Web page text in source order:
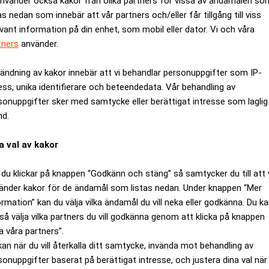
nedan som innebär att vår partners och/eller får tillgång till viss
information på din enhet, som mobil eller dator. Vi och våra
använder.
av kakor innebär att vi behandlar personuppgifter som IP-
unika identifierare och beteendedata. Vår behandling av
sker med samtycke eller berättigat intresse som laglig
val av kakor
klickar på knappen “Godkänn och stäng” så samtycker du till att
kakor för de ändamål som listas nedan. Under knappen “Mer
kan du välja vilka ändamål du vill neka eller godkänna. Du
välja vilka partners du vill godkänna genom att klicka på knappen
våra partners”.
när du vill återkalla ditt samtycke, invända mot behandling av
baserat på berättigat intresse, och justera dina val när
värt 3 miljarder dollar för att förlänga sitt sponsorskap av
Vital Strategies, är kritiska till samarbetet och
hör inte hemma inom idrotten, menar de. Sötad läsk
högt blodtryck och hjärtsjukdom, enligt experterna.
med Coca-Cola riskerar den olympiska rörelsen att vara
och klimatförändringar”, skriver duon i tidskriften
kommittén (IOK) att klippa banden med Coca-Cola i
Environment (FNE) är också kritiska till Coca-Cola
företaget förtjänar en ”guldmedalj för greenwashing” under
vara mindre i Paris jämfört med under OS i London 2012,
deras flaskor ska vara tillverkade av helt återvunnen plast
ANNONS